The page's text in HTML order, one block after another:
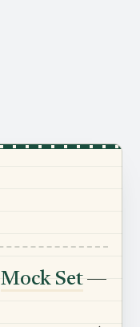
Mock Set—